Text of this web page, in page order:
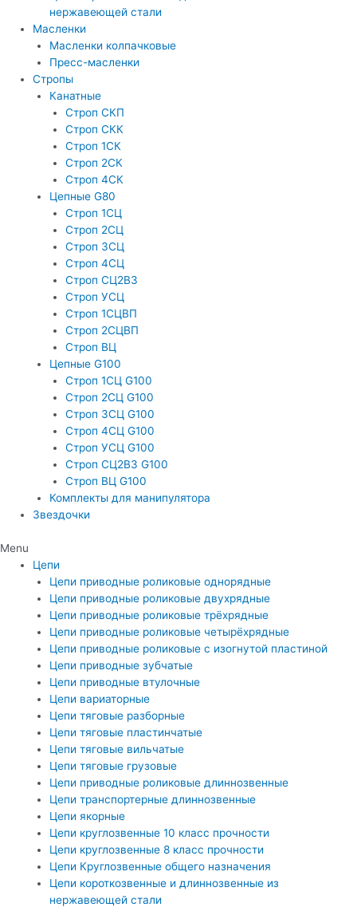
нержавеющей стали
Масленки
Масленки колпачковые
Пресс-масленки
Стропы
Канатные
Строп СКП
Строп СКК
Строп 1СК
Строп 2СК
Строп 4СК
Цепные G80
Строп 1СЦ
Строп 2СЦ
Строп 3СЦ
Строп 4СЦ
Строп СЦ2В3
Строп УСЦ
Строп 1СЦВП
Строп 2СЦВП
Строп ВЦ
Цепные G100
Строп 1СЦ G100
Строп 2СЦ G100
Строп 3СЦ G100
Строп 4СЦ G100
Строп УСЦ G100
Строп СЦ2ВЗ G100
Строп ВЦ G100
Комплекты для манипулятора
Звездочки
Menu
Цепи
Цепи приводные роликовые однорядные
Цепи приводные роликовые двухрядные
Цепи приводные роликовые трёхрядные
Цепи приводные роликовые четырёхрядные
Цепи приводные роликовые с изогнутой пластиной
Цепи приводные зубчатые
Цепи приводные втулочные
Цепи вариаторные
Цепи тяговые разборные
Цепи тяговые пластинчатые
Цепи тяговые вильчатые
Цепи тяговые грузовые
Цепи приводные роликовые длиннозвенные
Цепи транспортерные длиннозвенные
Цепи якорные
Цепи круглозвенные 10 класс прочности
Цепи круглозвенные 8 класс прочности
Цепи Круглозвенные общего назначения
Цепи короткозвенные и длиннозвенные из
нержавеющей стали